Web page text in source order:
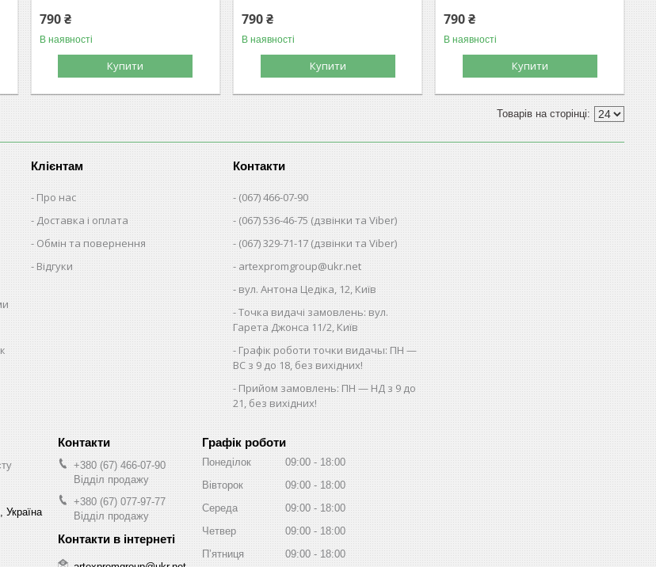
790 ₴
В наявності
Купити
790 ₴
В наявності
Купити
790 ₴
В наявності
Купити
Клієнтам
Про нас
Доставка і оплата
Обмін та повернення
Відгуки
Контакти
(067) 466-07-90
(067) 536-46-75 (дзвінки та Viber)
(067) 329-71-17 (дзвінки та Viber)
artexpromgroup@ukr.net
вул. Антона Цедіка, 12, Київ
Точка видачі замовлень: вул.
Гарета Джонса 11/2, Київ
Графік роботи точки видачы: ПН —
ВС з 9 до 18, без вихідних!
Прийом замовлень: ПН — НД з 9 до
21, без вихідних!
Україна
+380 (67) 466-07-90
Відділ продажу
+380 (67) 077-97-77
Відділ продажу
Графік роботи
Понеділок 09:00
18:00
Вівторок
09:00
18:00
Середа
09:00
18:00
Четвер
09:00
18:00
Пʼятниця
09:00 18:00